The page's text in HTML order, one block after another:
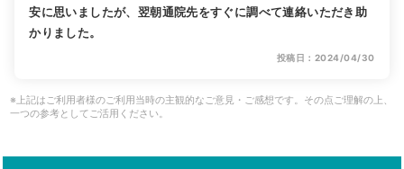
安に思いましたが、翌朝通院先をすぐに調べて連絡いただき助
かりました。
投稿日：2024/04/30
※上記はご利用者様のご利用当時の主観的なご意見・ご感想です。その点ご理解の上、
一つの参考としてご活用ください。